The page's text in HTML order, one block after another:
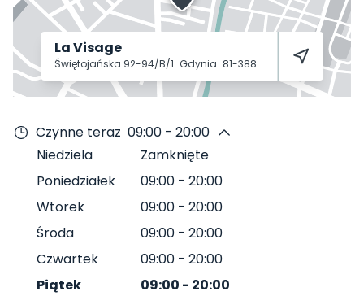
La Visage
Świętojańska 92-94/B/1 Gdynia 81-388
Czynne teraz 09:00 - 20:00
Niedziela
Zamknięte
Poniedziałek
09:00 - 20:00
Wtorek
09:00 - 20:00
Środa
09:00 - 20:00
Czwartek
09:00 - 20:00
Piątek
09:00 - 20:00